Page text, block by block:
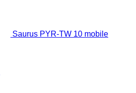
Saurus PYR-TW 10 mobile